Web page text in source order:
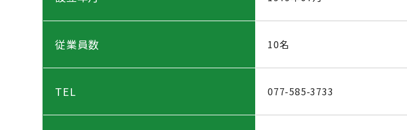
従業員数 10名
TEL 077-585-3733